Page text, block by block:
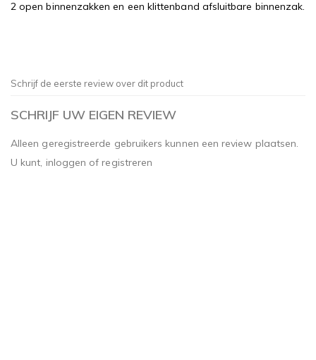
2 open binnenzakken en een klittenband afsluitbare binnenzak.
Schrijf de eerste review over dit product
SCHRIJF UW EIGEN REVIEW
Alleen geregistreerde gebruikers kunnen een review plaatsen.
U kunt, inloggen ofregistreren